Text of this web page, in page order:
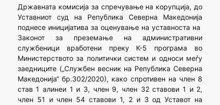
Државната комисија за спречување на корупција, до
Уставниот суд на Република Северна Македонија
поднесе иницијатива за оценување на уставноста на
Законот за преземање на административни
службеници вработени преку К-5 програма во
Министерството за политички систем и односи меѓу
заедниците („Службен весник на Република Северна
Македонија“ бр.302/2020), како спротивен на член 8
став 1 алинеи 1 и 3, член 9, член 32 ставови 1 и 2,
член 51 и член 54 ставови 1, 2 и 3 од Уставот на